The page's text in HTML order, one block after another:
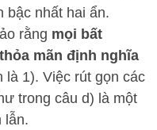
bậc nhất hai ẩn.
rằng mọi bất
mãn định nghĩa
là 1). Việc rút gọn các
trong câu d) là một
lẫn.